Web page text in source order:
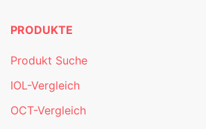
PRODUKTE
Produkt Suche
IOL-Vergleich
OCT-Vergleich